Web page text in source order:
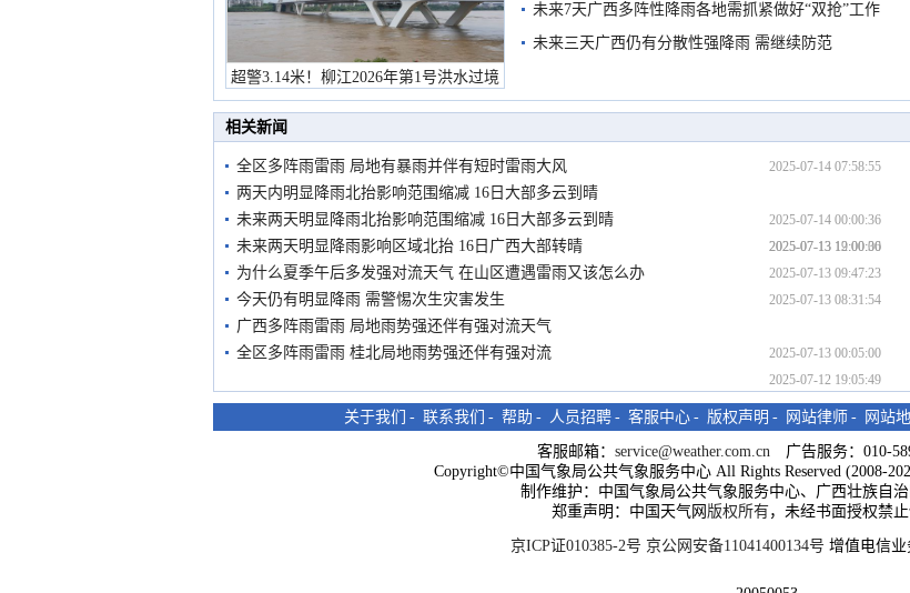
超警3.14米！柳江2026年第1号洪水过境
市民在堤岸见证汛况
未来7天广西多阵性降雨各地需抓紧做好“双抢”工作
未来三天广西仍有分散性强降雨 需继续防范
相关新闻
全区多阵雨雷雨 局地有暴雨并伴有短时雷雨大风 2025-07-14 07:58:55
两天内明显降雨北抬影响范围缩减 16日大部多云到晴
2025-07-14 00:00:36
未来两天明显降雨北抬影响范围缩减 16日大部多云到晴
2025-07-13 19:00:36
未来两天明显降雨影响区域北抬 16日广西大部转晴 2025-07-13 12:00:00
为什么夏季午后多发强对流天气 在山区遭遇雷雨又该怎么办 2025-07-13 09:47:23
今天仍有明显降雨 需警惕次生灾害发生 2025-07-13 08:31:54
广西多阵雨雷雨 局地雨势强还伴有强对流天气
2025-07-13 00:05:00
全区多阵雨雷雨 桂北局地雨势强还伴有强对流
2025-07-12 19:05:49
关于我们 - 联系我们 - 帮助 - 人员招聘 - 客服中心 - 版权声明 - 网站律师 - 网站
客服邮箱： service@weather.com.cn 广告服务：010-
Copyright©中国气象局公共气象服务中心 All Rights Reserved (2008-
制作维护：中国气象局公共气象服务中心、广西壮族自
郑重声明：中国天气网 版权所有，未经书面授权禁
京ICP证010385-2号 京公网安备11041400134号 增值电信